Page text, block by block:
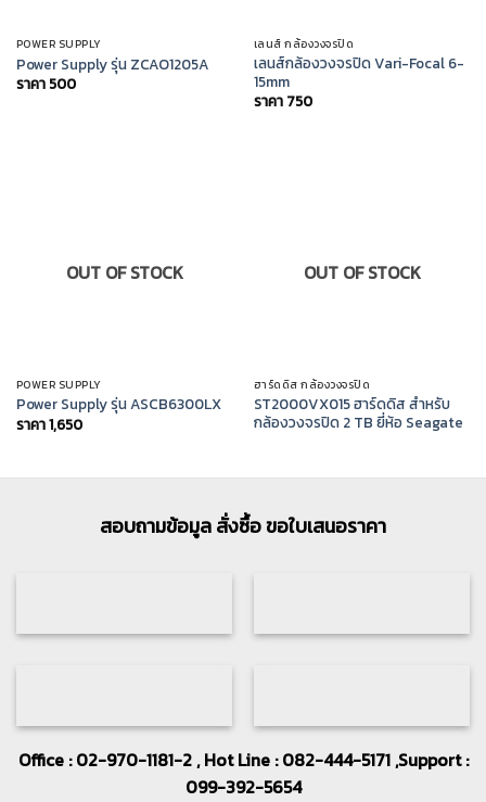
POWER SUPPLY
Power Supply รุ่น ZCAO1205A
ราคา 500
เลนส์ กล้องวงจรปิด
เลนส์กล้องวงจรปิด Vari-Focal 6-
15mm
ราคา 750
OUT OF STOCK
POWER SUPPLY
Power Supply รุ่น ASCB6300LX
ราคา1,650
OUT OF STOCK
ฮาร์ดดิส กล้องวงจรปิด
ST2000VX015 ฮาร์ดดิส สำหรับ
กล้องวงจรปิด 2 TB ยี่ห้อ Seagate
สอบถามข้อมูล สั่งซื้อ ขอใบเสนอราคา
Office : 02-970-1181-2 , Hot Line : 082-444-5171 ,Support :
099-392-5654